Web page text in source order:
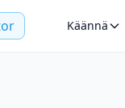
Käännä